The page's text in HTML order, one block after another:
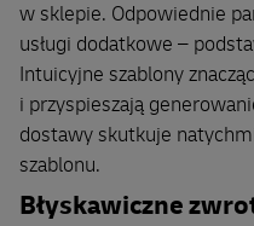
w sklepie. Odpowiednie
usługi dodatkowe –
Intuicyjne szablony
i przyspieszają
dostawy skutkuje
szablonu.
Błyskawiczne